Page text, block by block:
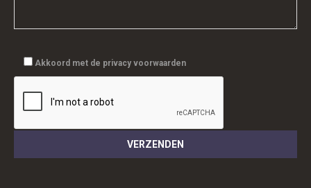
Akkoord met de privacy voorwaarden